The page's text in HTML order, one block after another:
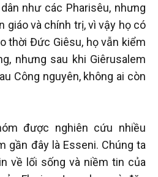
như các Pharisêu, nhưng
giáo và chính trị, vì vậy họ có
thời Đức Giêsu, họ vẫn kiểm
nhưng sau khi Giêrusalem
Công nguyên, không ai còn
được nghiên cứu nhiều
gần đây là Esseni. Chúng ta
về lối sống và niềm tin của